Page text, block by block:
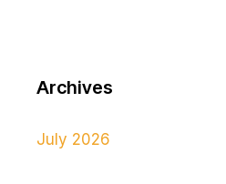
Archives
July 2026